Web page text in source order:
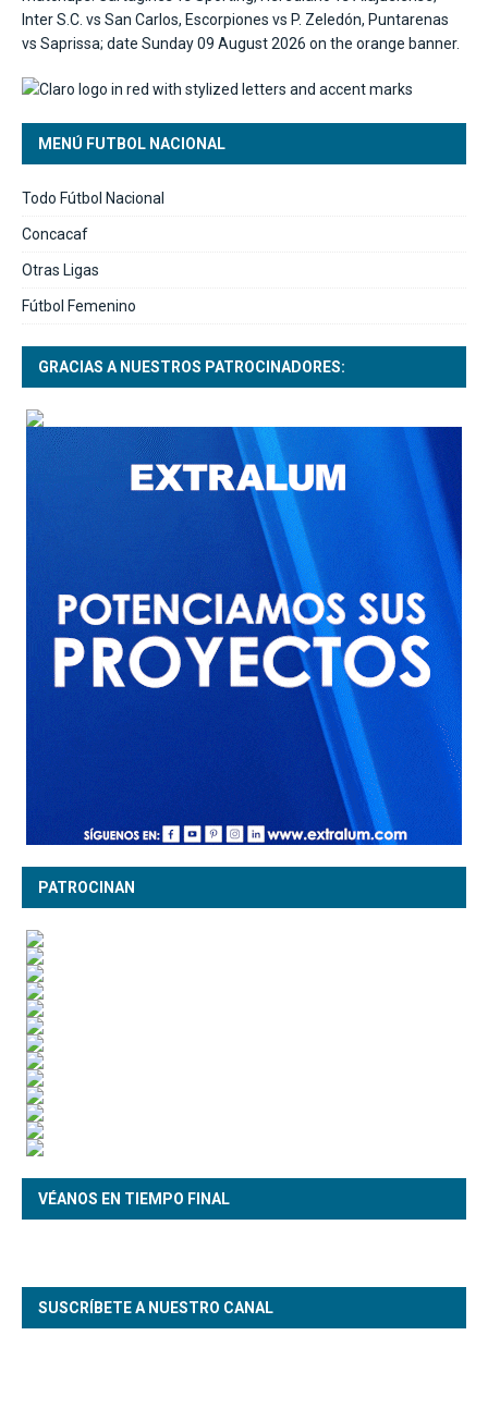
MENÚ FUTBOL NACIONAL
Todo Fútbol Nacional
Concacaf
Otras Ligas
Fútbol Femenino
GRACIAS A NUESTROS PATROCINADORES:
PATROCINAN
VÉANOS EN TIEMPO FINAL
SUSCRÍBETE A NUESTRO CANAL